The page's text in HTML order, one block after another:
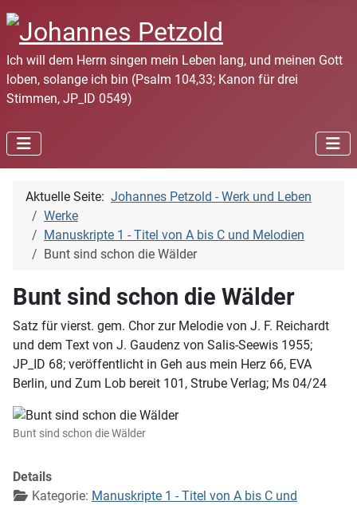
Ich will dem Herrn singen mein Leben lang, und meinen Gott
loben, solange ich bin (Psalm 104,33; Kanon für drei
Stimmen, JP_ID 0549)
Aktuelle Seite: Johannes Petzold - Werk und Leben
Werke
Manuskripte 1 - Titel von A bis C und Melodien
Bunt sind schon die Wälder
Bunt sind schon die Wälder
Satz für vierst. gem. Chor zur Melodie von J. F. Reichardt
und dem Text von J. Gaudenz von Salis-Seewis 1955;
JP_ID 68; veröffentlicht in Geh aus mein Herz 66, EVA
Berlin, und Zum Lob bereit 101, Strube Verlag; Ms 04/24
Bunt sind schon die Wälder
Details
Kategorie: Manuskripte 1 - Titel von A bis C und